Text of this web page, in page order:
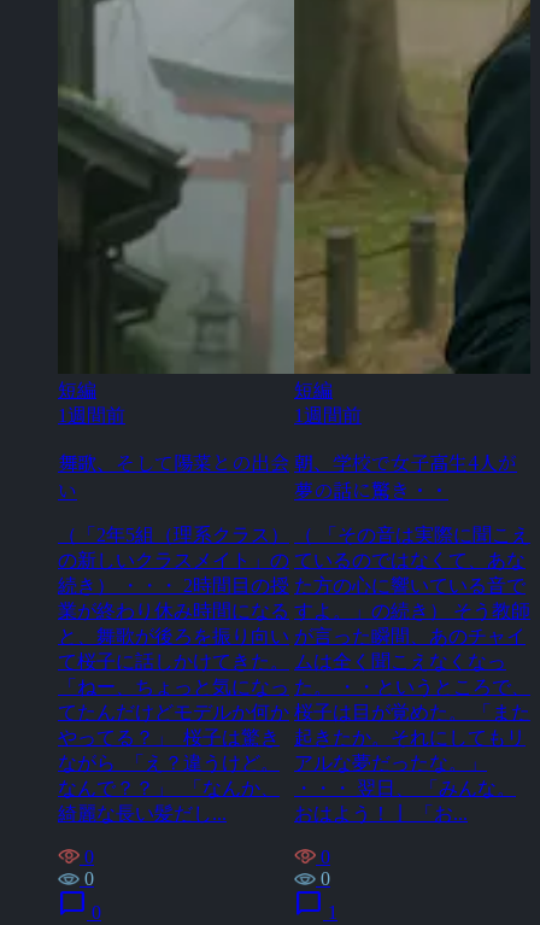
短編
1週間前
舞歌、そして陽菜との出会
い
（「2年5組（理系クラス）
の新しいクラスメイト」の
続き） ・・・ 2時間目の授
業が終わり休み時間になる
と、舞歌が後ろを振り向い
て桜子に話しかけてきた。
「ねー、ちょっと気になっ
てたんだけどモデルか何か
やってる？」 桜子は驚き
ながら 「え？違うけど。
なんで？？」 「なんか、
綺麗な長い髪だし...
0
0
chat_bubble 0
短編
1週間前
朝、学校で女子高生4人が
夢の話に驚き・・
（ 「その音は実際に聞こえ
ているのではなくて、あな
た方の心に響いている音で
すよ。」の続き） そう教師
が言った瞬間、あのチャイ
ムは全く聞こえなくなっ
た。 ・・というところで、
桜子は目が覚めた。 「また
起きたか。それにしてもリ
アルな夢だったな。」
・・・ 翌日、 「みんな。
おはよう！亅 「お...
0
0
chat_bubble 1